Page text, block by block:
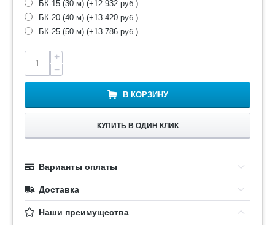
БК-15 (30 м) (+12 932 руб.)
БК-20 (40 м) (+13 420 руб.)
БК-25 (50 м) (+13 786 руб.)
+
−
В КОРЗИНУ
КУПИТЬ В ОДИН КЛИК
Варианты оплаты
Доставка
Наши преимущества